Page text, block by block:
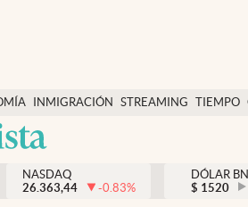
INMIGRACIÓN STREAMING TIEMPO
México
NASDAQ
26.363,44
-0.83%
DÓLAR
$ 1520